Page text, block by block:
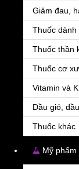
Giảm đau,
Thuốc
Thuốc thần
Thuốc cơ
Vitamin và
Dầu gió, dầu
Thuốc khác
Mỹ phẩm
TRileptal 300mg
460.000đ